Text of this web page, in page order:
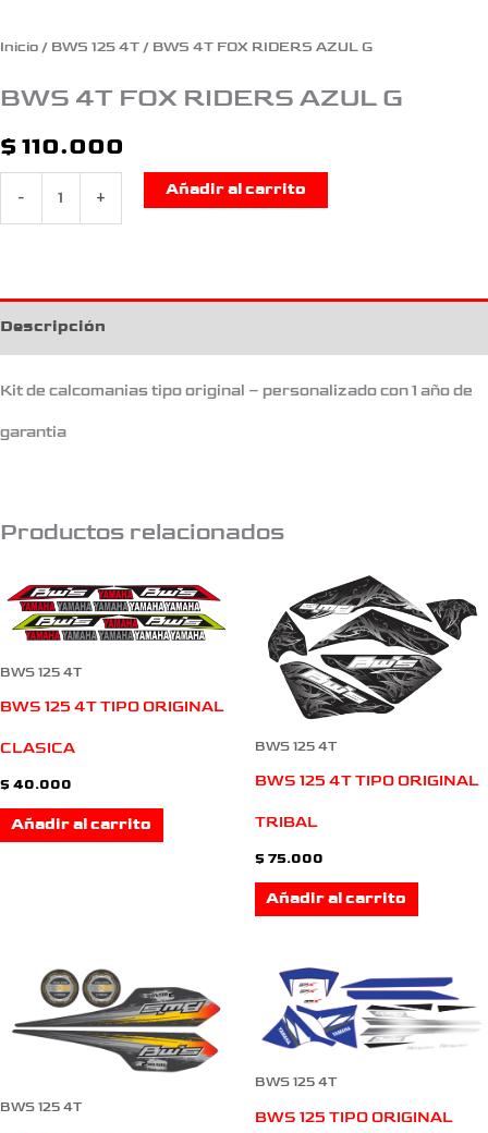
Inicio / BWS 125 4T / BWS 4T FOX RIDERS AZUL G
BWS 4T FOX RIDERS AZUL G
$ 110.000
- +
Añadir al carrito
Descripción
Kit de calcomanias tipo original – personalizado con 1 año de
garantia
Productos relacionados
BWS 125 4T
BWS 125 4T TIPO ORIGINAL
CLASICA
$ 40.000
Añadir al carrito
BWS 125 4T
BWS 125 4T TIPO ORIGINAL
TRIBAL
$ 75.000
Añadir al carrito
BWS 125 4T
BWS 125 4T
BWS 125 TIPO ORIGINAL